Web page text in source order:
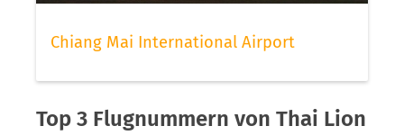
Chiang Mai International Airport
Top 3 Flugnummern von Thai Lion